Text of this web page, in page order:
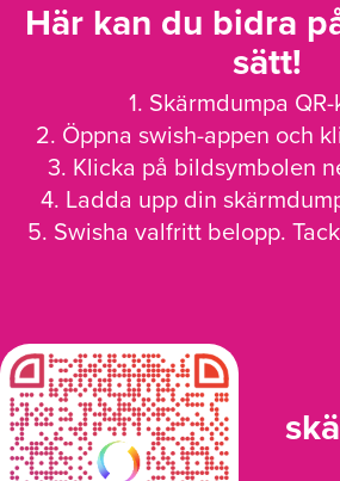
Här kan du bidra
sätt!
1. Skärmdumpa
2. Öppna swish-appen och
3. Klicka på bildsymbolen
4. Ladda upp din
5. Swisha valfritt belopp.